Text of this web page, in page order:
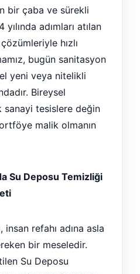
bir çaba ve sürekli
adımları atılan
hızlı
bugün sanitasyon
yeni veya nitelikli
Bireysel
sanayi tesislere değin
malik olmanın
Su Deposu Temizliği
insan refahı adına asla
bir meseledir.
Su Deposu